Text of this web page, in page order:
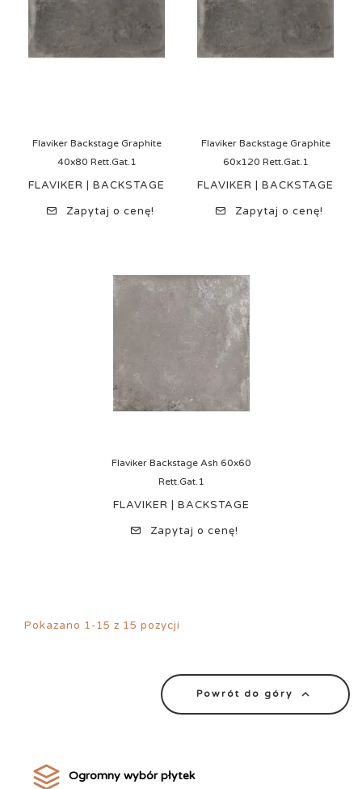
Flaviker Backstage Graphite
40x80 Rett.Gat.1
FLAVIKER | BACKSTAGE
Zapytaj o cenę!
Flaviker Backstage Graphite
60x120 Rett.Gat.1
FLAVIKER | BACKSTAGE
Zapytaj o cenę!
Flaviker Backstage Ash 60x60
Rett.Gat.1
FLAVIKER | BACKSTAGE
Zapytaj o cenę!
Pokazano 1-15 z 15 pozycji
Powrót do góry 
Ogromny wybór płytek